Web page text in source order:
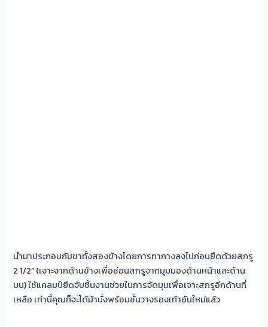
นำมาประกอบกับขาทั้งสองข้างโดยการทากางลงไปก่อนยึดด้วยสกรู
2 1/2” (เจาะจากด้านข้างเพื่อซ่อนสกรูจากมุมมองด้านหน้าและด้าน
บน) ใช้แคลมป์ยึดจับชิ้นงานช่วยในการจัดมุมเพื่อเจาะสกรูอีกด้านที่
เหลือ เท่านี้คุณก็จะได้ม้านั่งพร้อมชั้นวางรองเท้าอันใหม่แล้ว